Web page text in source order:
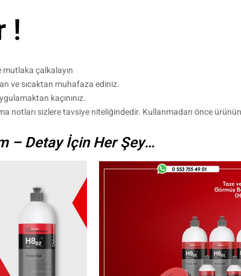
!
çalkalayın
ve sıcaktan muhafaza ediniz.
kaçınınız.
notları sizlere tavsiye niteliğindedir. Kullanmadan önce
– Detay İçin Her Şey…